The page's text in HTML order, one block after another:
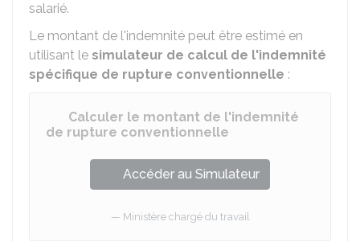
salarié.
Le montant de l'indemnité peut être estimé en
utilisant le simulateur de calcul de l'indemnité
spécifique de rupture conventionnelle :
Calculer le montant de l'indemnité
de rupture conventionnelle
Accéder au Simulateur
Ministère chargé du travail